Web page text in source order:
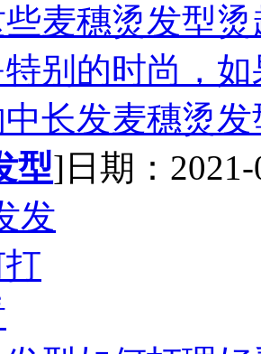
麦穗烫发型
别的时尚，
长发麦穗烫
型]日期：2021-